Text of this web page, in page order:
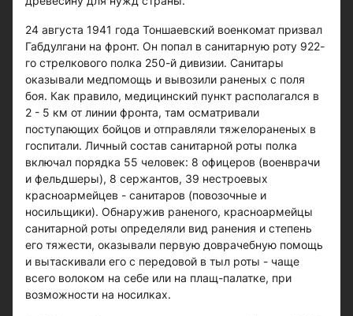
24 августа 1941 года Тоншаевский военкомат призвал
Габдулгани на фронт. Он попал в санитарную роту 922-
го стрелкового полка 250-й дивизии. Санитары
оказывали медпомощь и вывозили раненых с поля
боя. Как правило, медицинский пункт располагался в
2 - 5 км от линии фронта, там осматривали
поступающих бойцов и отправляли тяжелораненых в
госпитали. Личный состав санитарной роты полка
включал порядка 55 человек: 8 офицеров (военврачи
и фельдшеры), 8 сержантов, 39 нестроевых
красноармейцев - санитаров (повозочные и
носильщики). Обнаружив раненого, красноармейцы
санитарной роты определяли вид ранения и степень
его тяжести, оказывали первую доврачебную помощь
и вытаскивали его с передовой в тыл роты - чаще
всего волоком на себе или на плащ-палатке, при
возможности на носилках.